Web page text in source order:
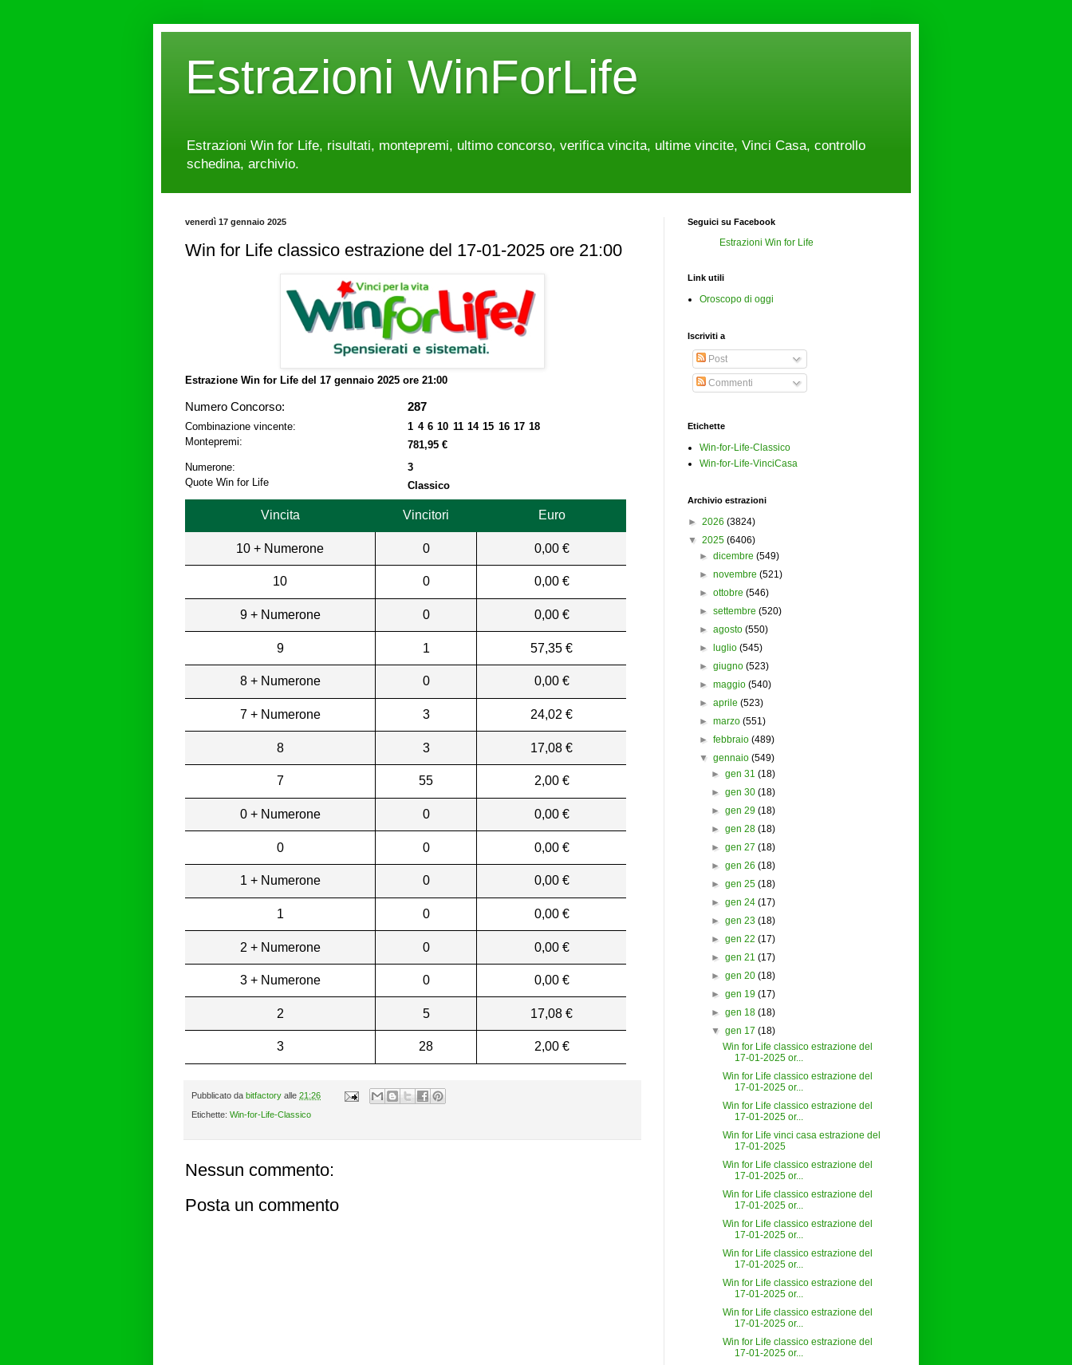
Estrazioni WinForLife
Estrazioni Win for Life, risultati, montepremi, ultimo concorso, verifica vincita, ultime vincite, Vinci Casa, controllo
schedina, archivio.
venerdì 17 gennaio 2025
Win for Life classico estrazione del 17-01-2025 ore 21:00
Estrazione Win for Life del 17 gennaio 2025 ore 21:00
Numero Concorso: 287
Combinazione vincente:
1 4 6 10 11 14 15 16 17 18
Montepremi:
781,95 €
Numerone:
3
Quote Win for Life
Classico
Vincita Vincitori Euro
10 + Numerone 0 0,00 €
10 0 0,00 €
9 + Numerone 0 0,00 €
9 1 57,35 €
8 + Numerone 0 0,00 €
7 + Numerone 3 24,02 €
8 3 17,08 €
7 55 2,00 €
0 + Numerone 0 0,00 €
0 0 0,00 €
1 + Numerone 0 0,00 €
1 0 0,00 €
2 + Numerone 0 0,00 €
3 + Numerone 0 0,00 €
2 5 17,08 €
3 28 2,00 €
Pubblicato da bitfactory alle 21:26
Etichette: Win-for-Life-Classico
Nessun commento:
Posta un commento
Seguici su Facebook
Estrazioni Win for Life
Link utili
Oroscopo di oggi
Iscriviti a
Post
Commenti
Etichette
Win-for-Life-Classico
Win-for-Life-VinciCasa
Archivio estrazioni
► 2026 (3824)
▼ 2025 (6406)
►dicembre (549)
►novembre (521)
►ottobre (546)
►settembre (520)
►agosto (550)
►
luglio (545)
►giugno (523)
►maggio (540)
►aprile (523)
►marzo (551)
►febbraio (489)
▼ gennaio (549)
► gen 31 (18)
► gen 30 (18)
► gen 29 (18)
► gen 28 (18)
► gen 27 (18)
► gen 26 (18)
► gen 25 (18)
► gen 24 (17)
► gen 23 (18)
► gen 22 (17)
► gen 21 (17)
► gen 20 (18)
► gen 19 (17)
► gen 18 (18)
▼ gen 17 (18)
Win for Life classico estrazione del
17-01-2025 or...
Win for Life classico estrazione del
17-01-2025 or...
Win for Life classico estrazione del
17-01-2025 or...
Win for Life vinci casa estrazione del
17-01-2025
Win for Life classico estrazione del
17-01-2025 or...
Win for Life classico estrazione del
17-01-2025 or...
Win for Life classico estrazione del
17-01-2025 or...
Win for Life classico estrazione del
17-01-2025 or...
Win for Life classico estrazione del
17-01-2025 or...
Win for Life classico estrazione del
17-01-2025 or...
Win for Life classico estrazione del
17-01-2025 or...